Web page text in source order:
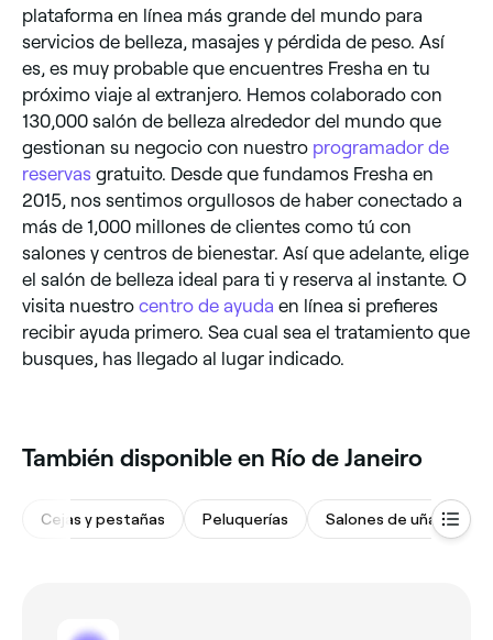
plataforma en línea más grande del mundo para
servicios de belleza, masajes y pérdida de peso. Así
es, es muy probable que encuentres Fresha en tu
próximo viaje al extranjero. Hemos colaborado con
130,000 salón de belleza alrededor del mundo que
gestionan su negocio con nuestro programador de
reservas gratuito. Desde que fundamos Fresha en
2015, nos sentimos orgullosos de haber conectado a
más de 1,000 millones de clientes como tú con
salones y centros de bienestar. Así que adelante, elige
el salón de belleza ideal para ti y reserva al instante. O
visita nuestro centro de ayuda en línea si prefieres
recibir ayuda primero. Sea cual sea el tratamiento que
busques, has llegado al lugar indicado.
También disponible en Río de Janeiro
Cejas y pestañas Peluquerías Salones de uñas